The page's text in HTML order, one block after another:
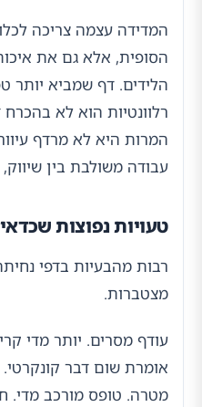
המדידה עצמה צריכה
הסופית, אלא גם את
הלידים. דף שמביא יותר
רלוונטיות הוא לא בהכרח
המרות היא לא מרדף
עבודה משולבת בין שיווק, UX, תוכן ומכירות.
טעויות נפוצות
רבות מהבעיות בדפי
מצטברות.
עודף מסרים. יותר מדי
אומרת שום דבר
מטרה. טופס מורכב מדי.